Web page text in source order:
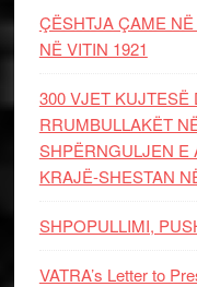
ÇËSHTJA ÇAME
NË VITIN 1921
300 VJET KUJTESË
RRUMBULLAKËT
SHPËRNGULJEN E
KRAJË-SHESTAN
SHPOPULLIMI,
VATRA’s Letter to